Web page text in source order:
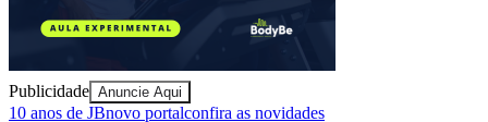
Fortaleza
Publicidade Anuncie Aqui